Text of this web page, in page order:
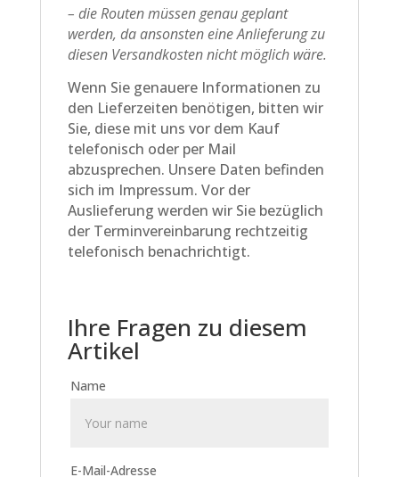
– die Routen müssen genau geplant
werden, da ansonsten eine Anlieferung zu
diesen Versandkosten nicht möglich wäre.
Wenn Sie genauere Informationen zu
den Lieferzeiten benötigen, bitten wir
Sie, diese mit uns vor dem Kauf
telefonisch oder per Mail
abzusprechen. Unsere Daten befinden
sich im Impressum. Vor der
Auslieferung werden wir Sie bezüglich
der Terminvereinbarung rechtzeitig
telefonisch benachrichtigt.
Ihre Fragen zu diesem
Artikel
Name
E-Mail-Adresse